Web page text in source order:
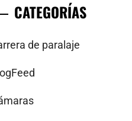
CATEGORÍAS
de paralaje